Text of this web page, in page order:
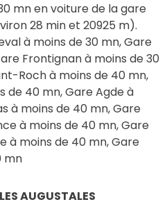
mn en voiture de la gare
28 min et 20925 m).
à moins de 30 mn, Gare
Frontignan à moins de 30
Roch à moins de 40 mn,
de 40 mn, Gare Agde à
à moins de 40 mn, Gare
à moins de 40 mn, Gare
à moins de 40 mn, Gare
mn
AUGUSTALES